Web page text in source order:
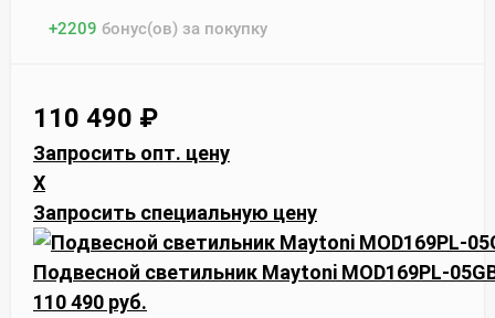
+2209 бонус(ов) за покупку
110 490 ₽
Запросить опт. цену
X
Запросить специальную цену
Подвесной светильник Maytoni MOD169PL-
110 490 руб.